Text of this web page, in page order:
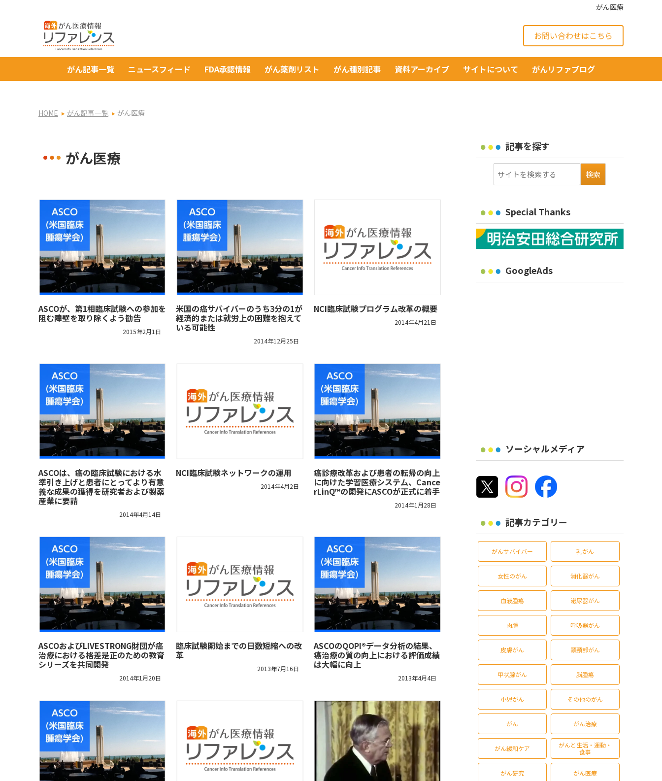
がん医療
お問い合わせはこちら
がん記事一覧 ニュースフィード FDA承認情報 がん薬剤リスト がん種別記事 資料アーカイブ サイトについて がんリファブログ
HOME がん記事一覧 がん医療
がん医療
ASCOが、第1相臨床試験への参加を
阻む障壁を取り除くよう勧告
2015年2月1日
米国の癌サバイバーのうち3分の1が
経済的または就労上の困難を抱えて
いる可能性
2014年12月25日
NCI臨床試験プログラム改革の概要
2014年4月21日
ASCOは、癌の臨床試験における水
準引き上げと患者にとってより有意
義な成果の獲得を研究者および製薬
産業に要請
2014年4月14日
NCI臨床試験ネットワークの運用
2014年4月2日
癌診療改革および患者の転帰の向上
に向けた学習医療システム、Cance
rLinQ™の開発にASCOが正式に着手
2014年1月28日
ASCOおよびLIVESTRONG財団が癌
治療における格差是正のための教育
シリーズを共同開発
2014年1月20日
臨床試験開始までの日数短縮への改
革
2013年7月16日
ASCOのQOPI®データ分析の結果、
癌治療の質の向上における評価成績
は大幅に向上
2013年4月4日
記事を探す
Special Thanks
GoogleAds
ソーシャルメディア
記事カテゴリー
がんサバイバー 乳がん
女性のがん 消化器がん
血液腫瘍 泌尿器がん
肉腫 呼吸器がん
皮膚がん 頭頸部がん
甲状腺がん 脳腫瘍
小児がん その他のがん
がん がん治療
がん緩和ケア
がんと生活・運動・
食事
がん研究 がん医療